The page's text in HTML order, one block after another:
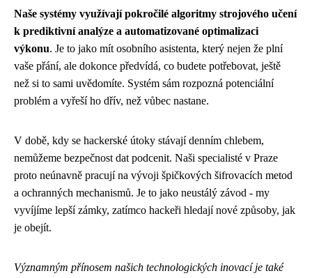
Naše systémy využívají pokročilé algoritmy strojového učení
k prediktivní analýze a automatizované optimalizaci
výkonu. Je to jako mít osobního asistenta, který nejen že plní
vaše přání, ale dokonce předvídá, co budete potřebovat, ještě
než si to sami uvědomíte. Systém sám rozpozná potenciální
problém a vyřeší ho dřív, než vůbec nastane.
V době, kdy se hackerské útoky stávají denním chlebem,
nemůžeme bezpečnost dat podcenit. Naši specialisté v Praze
proto neúnavně pracují na vývoji špičkových šifrovacích metod
a ochranných mechanismů. Je to jako neustálý závod - my
vyvíjíme lepší zámky, zatímco hackeři hledají nové způsoby, jak
je obejít.
Významným přínosem našich technologických inovací je také